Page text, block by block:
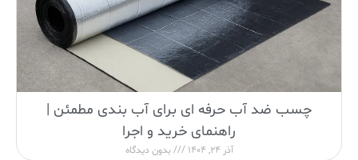
چسب ضد آب حرفه ای برای آب بندی مطمئن |
راهنمای خرید و اجرا
آذر 24, 1404 بدون دیدگاه